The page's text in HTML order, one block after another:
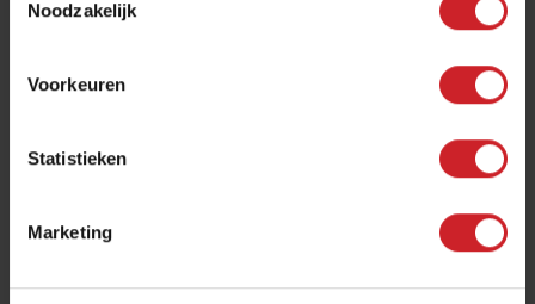
Noodzakelijk
Voorkeuren
Statistieken
Marketing